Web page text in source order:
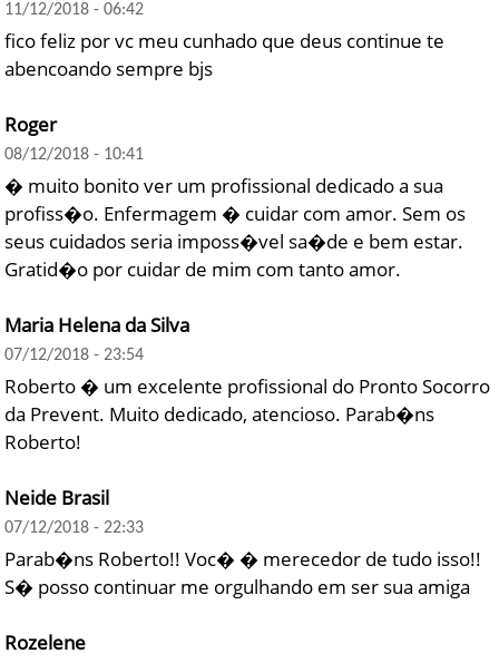
11/12/2018 - 06:42
fico feliz por vc meu cunhado que deus continue te
abencoando sempre bjs
Roger
08/12/2018 - 10:41
� muito bonito ver um profissional dedicado a sua
profiss�o. Enfermagem � cuidar com amor. Sem os
seus cuidados seria imposs�vel sa�de e bem estar.
Gratid�o por cuidar de mim com tanto amor.
Maria Helena da Silva
07/12/2018 - 23:54
Roberto � um excelente profissional do Pronto Socorro
da Prevent. Muito dedicado, atencioso. Parab�ns
Roberto!
Neide Brasil
07/12/2018 - 22:33
Parab�ns Roberto!! Voc� � merecedor de tudo isso!!
S� posso continuar me orgulhando em ser sua amiga
Rozelene